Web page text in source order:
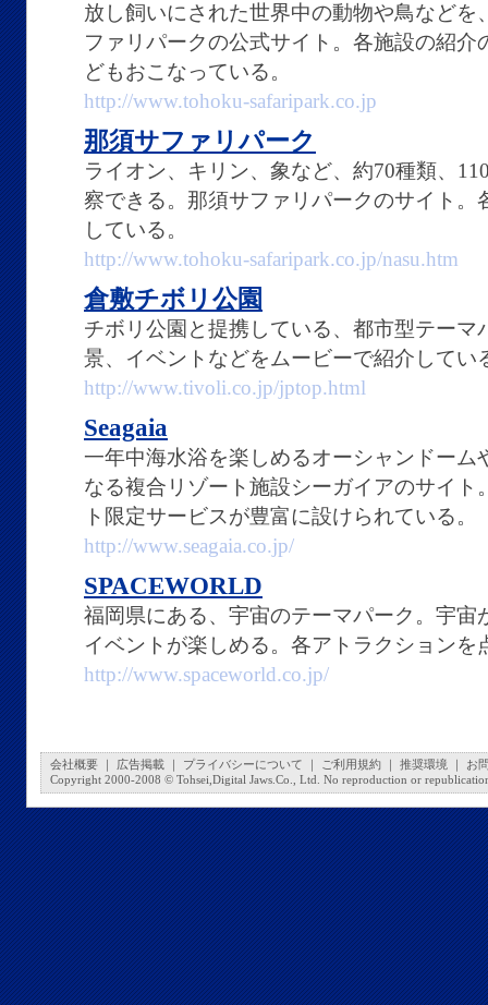
放し飼いにされた世界中の動物や鳥など
ファリパークの公式サイト。各施設の紹
どもおこなっている。
http://www.tohoku-safaripark.co.jp
那須サファリパーク
ライオン、キリン、象など、約70種類、
察できる。那須サファリパークのサイト。
している。
http://www.tohoku-safaripark.co.jp/nasu.htm
倉敷チボリ公園
チボリ公園と提携している、都市型テーマ
景、イベントなどをムービーで紹介してい
http://www.tivoli.co.jp/jptop.html
Seagaia
一年中海水浴を楽しめるオーシャンドーム
なる複合リゾート施設シーガイアのサイ
ト限定サービスが豊富に設けられている。
http://www.seagaia.co.jp/
SPACEWORLD
福岡県にある、宇宙のテーマパーク。宇宙
イベントが楽しめる。各アトラクションを
http://www.spaceworld.co.jp/
会社概要 広告掲載 プライバシーについて ご利用規約 推奨環境
お
Copyright 2000-2008 © Tohsei,Digital Jaws.Co., Ltd. No reproduction or